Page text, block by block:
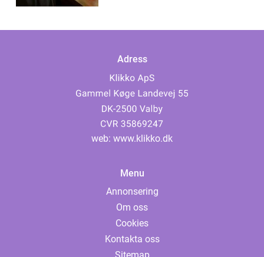
Adress
web: www.klikko.dk
Menu
Annonsering
Om oss
Cookies
Kontakta oss